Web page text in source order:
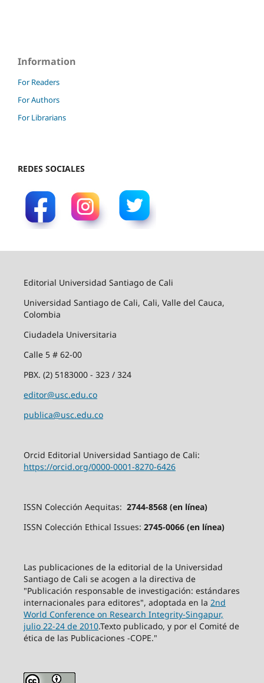
Information
For Readers
For Authors
For Librarians
REDES SOCIALES
Editorial Universidad Santiago de Cali
Universidad Santiago de Cali, Cali, Valle del Cauca,
Colombia
Ciudadela Universitaria
Calle 5 # 62-00
PBX. (2) 5183000 - 323 / 324
editor@usc.edu.co
publica@usc.edu.co
Orcid Editorial Universidad Santiago de Cali:
https://orcid.org/0000-0001-8270-6426
ISSN Colección Aequitas: 2744-8568 (en línea)
ISSN Colección Ethical Issues: 2745-0066 (en línea)
Las publicaciones de la editorial de la Universidad
Santiago de Cali se acogen a la directiva de
"Publicación responsable de investigación: estándares
internacionales para editores", adoptada en la 2nd
World Conference on Research Integrity-Singapur,
julio 22-24 de 2010.Texto publicado, y por el Comité de
ética de las Publicaciones -COPE."